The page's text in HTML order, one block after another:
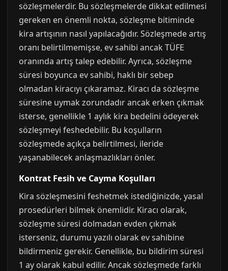
sözleşmelerdir. Bu sözleşmelerde dikkat edilmesi
gereken en önemli nokta, sözleşme bitiminde
kira artışının nasıl yapılacağıdır. Sözleşmede artış
oranı belirtilmemişse, ev sahibi ancak TÜFE
oranında artış talep edebilir. Ayrıca, sözleşme
süresi boyunca ev sahibi, haklı bir sebep
olmadan kiracıyı çıkaramaz. Kiracı da sözleşme
süresine uymak zorundadır ancak erken çıkmak
isterse, genellikle 1 aylık kira bedelini ödeyerek
sözleşmeyi feshedebilir. Bu koşulların
sözleşmede açıkça belirtilmesi, ileride
yaşanabilecek anlaşmazlıkları önler.
Kontrat Fesih ve Cayma Koşulları
Kira sözleşmesini feshetmek istediğinizde, yasal
prosedürleri bilmek önemlidir. Kiracı olarak,
sözleşme süresi dolmadan evden çıkmak
isterseniz, durumu yazılı olarak ev sahibine
bildirmeniz gerekir. Genellikle, bu bildirim süresi
1 ay olarak kabul edilir. Ancak sözleşmede farklı